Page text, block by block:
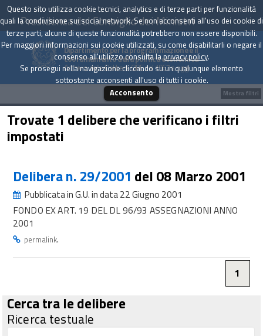
Presidenza del Consiglio dei Ministri
Dipartimento per la programmazione e il
coordinamento della politica economica
Archivio delle Delibere CIPE dal 1967 a oggi
Trovate 1 delibere che verificano i filtri
impostati
Delibera n. 29/2001 del 08 Marzo 2001
Pubblicata in G.U. in data 22 Giugno 2001
FONDO EX ART. 19 DEL DL 96/93 ASSEGNAZIONI ANNO
2001
permalink.
1
Cerca tra le delibere
Ricerca testuale
Mostra filtri
Questo sito utilizza cookie tecnici, analytics e di terze parti per funzionalità
quali la condivisione sui social network. Se non acconsenti all'uso dei cookie di
terze parti, alcune di queste funzionalità potrebbero non essere disponibili.
Per maggiori informazioni sui cookie utilizzati, su come disabilitarli o negare il
consenso all'utilizzo consulta laprivacy policy.
Se prosegui nella navigazione cliccando su un qualunque elemento
sottostante acconsenti all'uso di tutti i cookie.
Acconsento